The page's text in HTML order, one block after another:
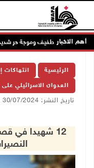
أهم الاخبار
ارتفاع طفيف وموجة حر شديدة
الرئيسية انتهاكات
العدوان الاسرائيلي
تاريخ النشر: 30/07/2024 04:23 م
12 شهيدا في